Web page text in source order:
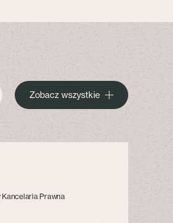
Zobacz wszystkie
Kancelaria Prawna